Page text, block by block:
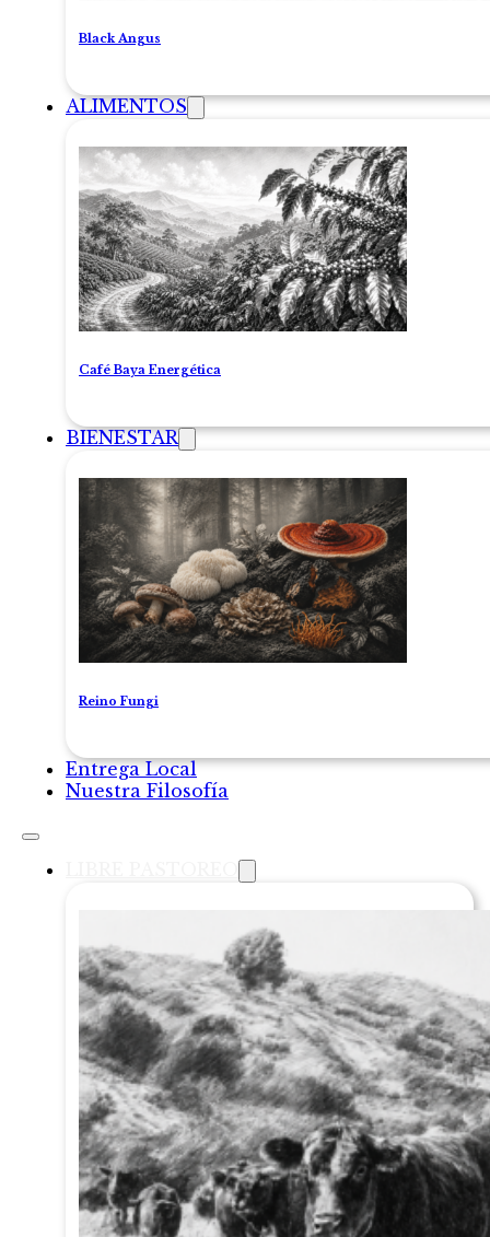
Black Angus
ALIMENTOS
Café Baya Energética
BIENESTAR
Reino Fungi
Entrega Local
Nuestra Filosofía